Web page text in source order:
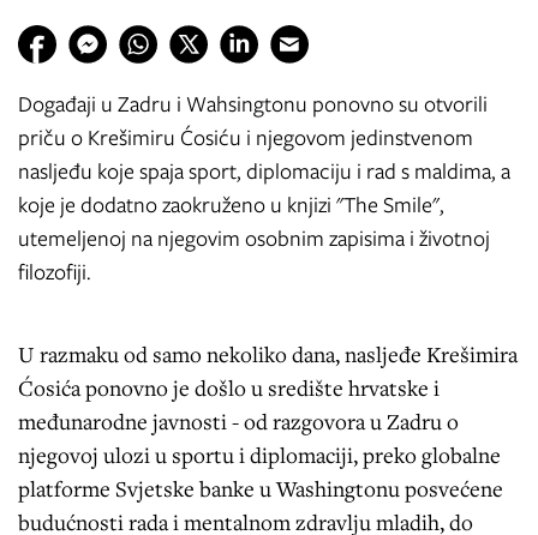
Događaji u Zadru i Wahsingtonu ponovno su otvorili
priču o Krešimiru Ćosiću i njegovom jedinstvenom
nasljeđu koje spaja sport, diplomaciju i rad s maldima, a
koje je dodatno zaokruženo u knjizi "The Smile",
utemeljenoj na njegovim osobnim zapisima i životnoj
filozofiji.
U razmaku od samo nekoliko dana, nasljeđe Krešimira
Ćosića ponovno je došlo u središte hrvatske i
međunarodne javnosti - od razgovora u Zadru o
njegovoj ulozi u sportu i diplomaciji, preko globalne
platforme Svjetske banke u Washingtonu posvećene
budućnosti rada i mentalnom zdravlju mladih, do